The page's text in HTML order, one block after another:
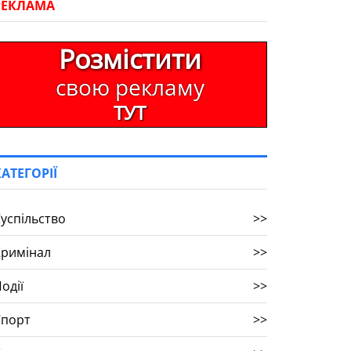
Розмістити
свою рекламу
ТУТ
>>
>>
>>
>>